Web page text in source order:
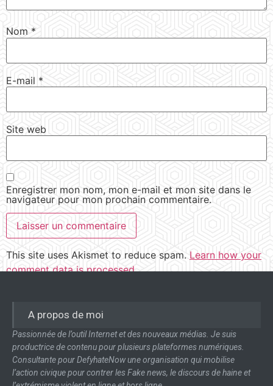
Nom*
E-mail *
Site web
Enregistrer mon nom, mon e-mail et mon site dans le
navigateur pour mon prochain commentaire.
This site uses Akismet to reduce spam. Learn how your
comment data is processed.
A propos de moi
Passionnée de l’outil Internet et des nouveaux médias. Je suis
productrice de contenu pour plusieurs plateformes numériques.
Consultante pour DefyhateNow une organisation qui mobilise
l’action civique pour contrer les Fake news, le discours de haine et